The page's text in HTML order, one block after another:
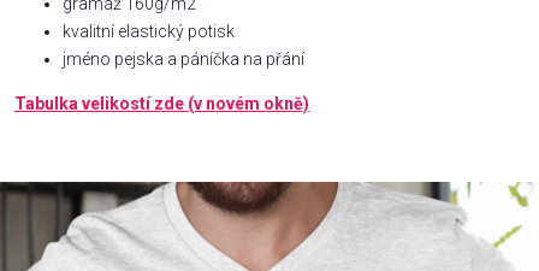
Povolání,
zájmy a
sport
Domácnost
kvalitní elastický potisk
jméno pejska a páníčka na přání
Tabulka velikostí zde (v novém okně)